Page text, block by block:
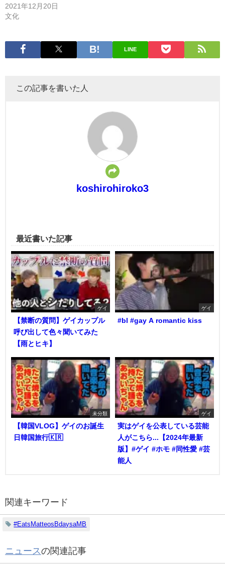
2021年12月20日
文化
LINE
この記事を書いた人
koshirohiroko3
最近書いた記事
ゲイ
【禁断の質問】ゲイカップル
呼び出して色々聞いてみた
【雨とヒキ】
ゲイ
#bl #gay A romantic kiss
未分類
【韓国VLOG】ゲイのお誕生
日韓国旅行🇰🇷
ゲイ
実はゲイを公表している芸能
人がこちら...【2024年最新
版】#ゲイ #ホモ #同性愛 #芸
能人
関連キーワード
#EatsMatteosBdaysaMB
ニュースの関連記事